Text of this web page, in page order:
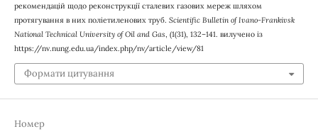
рекомендацій щодо реконструкції сталевих газових мереж шляхом
протягування в них поліетиленових труб. Scientific Bulletin of Ivano-Frankivsk
National Technical University of Oil and Gas, (1(31), 132–141. вилучено із
https://nv.nung.edu.ua/index.php/nv/article/view/81
Формати цитування
Номер